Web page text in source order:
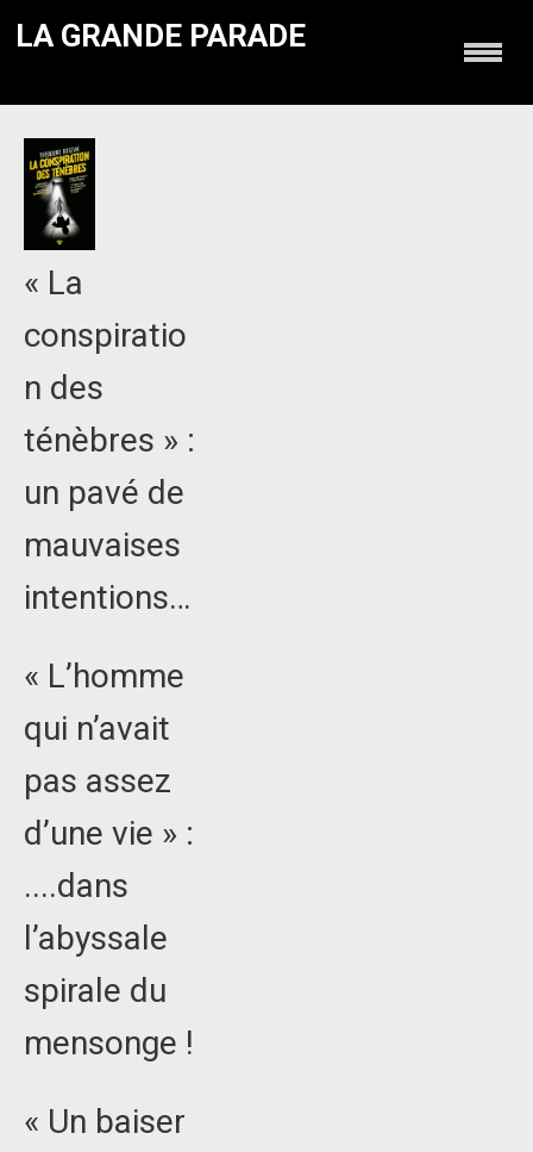
LA GRANDE PARADE
« La
conspiratio
n des
ténèbres » :
un pavé de
mauvaises
intentions…
« L’homme
qui n’avait
pas assez
d’une vie » :
....dans
l’abyssale
spirale du
mensonge !
« Un baiser